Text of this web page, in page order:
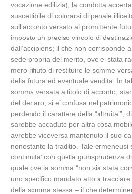
vocazione edilizia), la condotta
suscettibile di colorarsi di penale
sull’acconto versato al promittente
imposto un preciso vincolo di
dall’accipiens; il che non corrisponde
sede propria del merito, ove e’ stata
mero rifiuto di restituire le somme
della futura ed eventuale vendita. In
somma versata a titolo di acconto,
del denaro, si e’ confusa nel
perdendo il carattere della “altruita’”,
sarebbe accaduto per altra cosa
avrebbe viceversa mantenuto il suo
nonostante la traditio. Tale ermeneusi
continuita’ con quella giurisprudenza
quale ove la somma “non sia stata
uno specifico mandato atto a
della somma stessa – il che